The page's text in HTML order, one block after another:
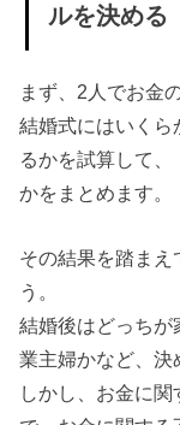
ルを決める
まず、2人でお金
結婚式にはいくら
るかを試算して
かをまとめます。
その結果を踏まえ
う。
結婚後はどっち
業主婦かなど、決
しかし、お金に